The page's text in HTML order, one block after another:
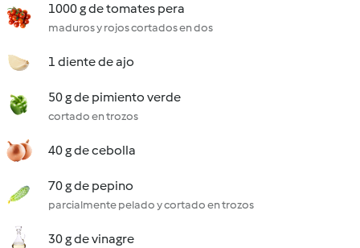
1000 g de tomates pera
maduros y rojos cortados en dos
1 diente de ajo
50 g de pimiento verde
cortado en trozos
40 g de cebolla
70 g de pepino
parcialmente pelado y cortado en trozos
30 g de vinagre